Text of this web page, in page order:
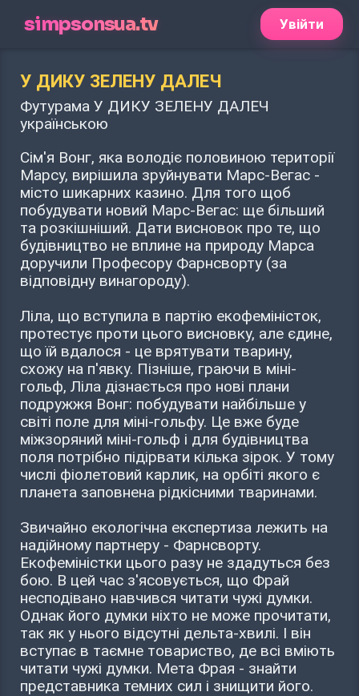
simpsonsua.tv Увійти
У ДИКУ ЗЕЛЕНУ ДАЛЕЧ
Футурама У ДИКУ ЗЕЛЕНУ ДАЛЕЧ
українською
Сім'я Вонг, яка володіє половиною території
Марсу, вирішила зруйнувати Марс-Вегас -
місто шикарних казино. Для того щоб
побудувати новий Марс-Вегас: ще більший
та розкішніший. Дати висновок про те, що
будівництво не вплине на природу Марса
доручили Професору Фарнсворту (за
відповідну винагороду).
Ліла, що вступила в партію екофеміністок,
протестує проти цього висновку, але єдине,
що їй вдалося - це врятувати тварину,
схожу на п'явку. Пізніше, граючи в міні-
гольф, Ліла дізнається про нові плани
подружжя Вонг: побудувати найбільше у
світі поле для міні-гольфу. Це вже буде
міжзоряний міні-гольф і для будівництва
поля потрібно підірвати кілька зірок. У тому
числі фіолетовий карлик, на орбіті якого є
планета заповнена рідкісними тваринами.
Звичайно екологічна експертиза лежить на
надійному партнеру - Фарнсворту.
Екофеміністки цього разу не здадуться без
бою. В цей час з'ясовується, що Фрай
несподівано навчився читати чужі думки.
Однак його думки ніхто не може прочитати,
так як у нього відсутні дельта-хвилі. І він
вступає в таємне товариство, де всі вміють
читати чужі думки. Мета Фрая - знайти
представника темних сил і знищити його.